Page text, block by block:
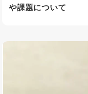
や課題について